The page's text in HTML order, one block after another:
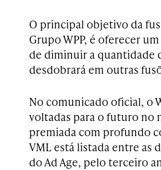
O principal objetivo da
Grupo WPP, é oferecer
de diminuir a quantidade
desdobrará em outras
No comunicado oficial, o
voltadas para o futuro no
premiada com profundo
VML está listada entre as
do Ad Age, pelo terceiro